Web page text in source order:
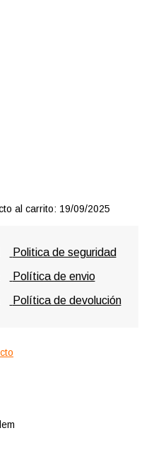
al carrito: 19/09/2025
Politica de seguridad
Política de envio
Política de devolución